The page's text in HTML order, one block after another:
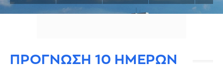
ΠΡΟΓΝΩΣΗ 10 ΗΜΕΡΩΝ